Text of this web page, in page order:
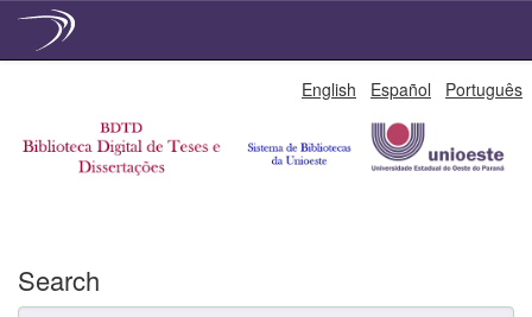
English Español Português
Search